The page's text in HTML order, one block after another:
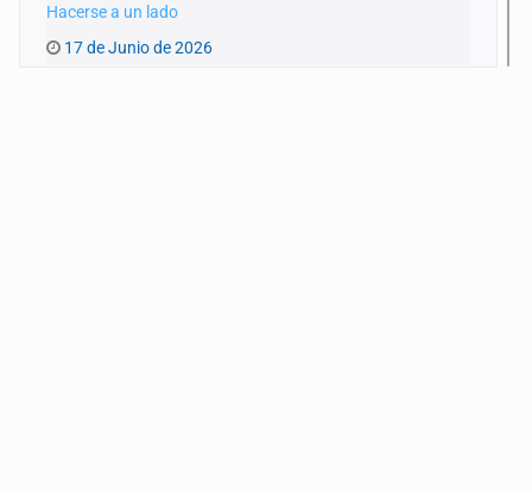
Hacerse a un lado
17 de Junio de 2026